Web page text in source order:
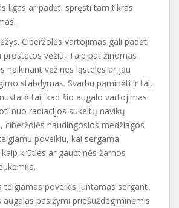
ligas ar padėti spręsti tam tikras
Ciberžolės vartojimas gali padėti
prostatos vėžiu, Taip pat žinomas
naikinant vėžines ląsteles ar jau
stabdymas. Svarbu paminėti ir tai,
tai, kad šio augalo vartojimas
nuo radiacijos sukeltų navikų
ciberžolės naudingosios medžiagos
poveikiu, kai sergama
krūties ar gaubtinės žarnos
teigiamas poveikis juntamas sergant
augalas pasižymi priešuždegiminėmis